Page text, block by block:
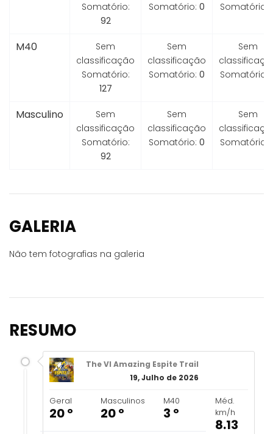
Somatório:
92
Somatório: 0
Somatório:
M40
Sem
classificação
Somatório:
127
Sem
classificação
Somatório: 0
Sem
Somatório:
Masculino
Sem
classificação
Somatório:
92
Sem
classificação
Somatório: 0
Sem
Somatório:
GALERIA
Não tem fotografias na galeria
RESUMO
The VI Amazing Espite Trail
19, Julho de 2026
Geral
20 º
Masculinos
20 º
M40
3 º
Méd.
km/h
8.13